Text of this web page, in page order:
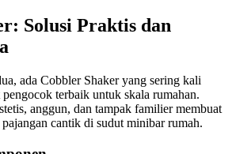
Solusi Praktis dan
ada Cobbler Shaker yang sering kali
terbaik untuk skala rumahan.
anggun, dan tampak familier membuat
cantik di sudut minibar rumah.